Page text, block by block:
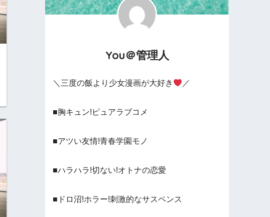
You＠管理人
＼三度の飯より少女漫画が大好き ／
■胸キュン!ピュアラブコメ
■アツい友情!青春学園モノ
■ハラハラ!切ない!オトナの恋愛
■ドロ沼!ホラー!刺激的なサスペンス